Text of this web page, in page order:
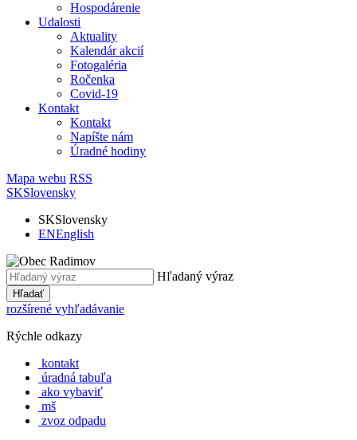
Hospodárenie
Udalosti
Aktuality
Kalendár akcií
Fotogaléria
Ročenka
Covid-19
Kontakt
Kontakt
Napíšte nám
Úradné hodiny
Mapa webu RSS
SKSlovensky
SKSlovensky
ENEnglish
Hľadaný výraz
Hľadať
rozšírené vyhľadávanie
Rýchle odkazy
kontakt
úradná tabuľa
ako vybaviť
mš
zvoz odpadu